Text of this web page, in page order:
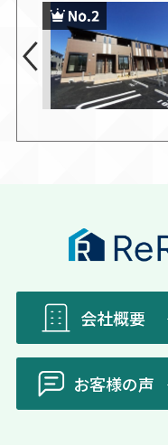
会社概要
お客様の声